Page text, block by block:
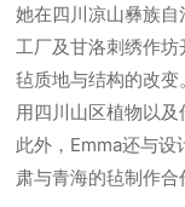
她在四川凉山彝族
工厂及甘洛刺绣作
毡质地与结构的改
用四川山区植物以及
此外，Emma还与
肃与青海的毡制作合